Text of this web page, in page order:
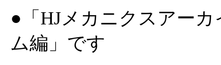
●「HJメカニクスアー
ム編」です